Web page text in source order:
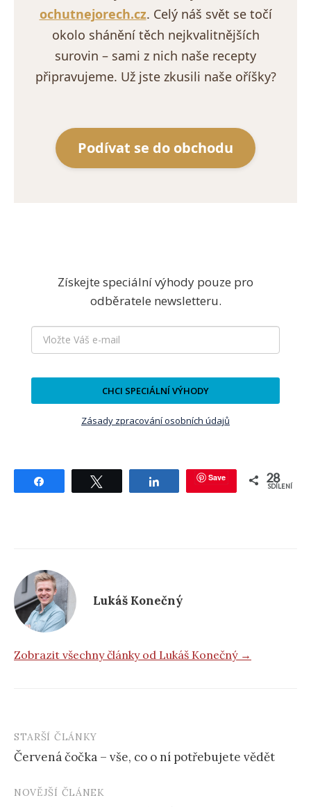
ochutnejorech.cz. Celý náš svět se točí
okolo shánění těch nejkvalitnějších
surovin – sami z nich naše recepty
připravujeme. Už jste zkusili naše oříšky?
Podívat se do obchodu
Získejte speciální výhody pouze pro
odběratele newsletteru.
CHCI SPECIÁLNÍ VÝHODY
Zásady zpracování osobních údajů
Tweetnout Save 28
SDÍLENÍ
Lukáš Konečný
Zobrazit všechny články od Lukáš Konečný →
Post
navigation
STARŠÍ ČLÁNKY
Červená čočka – vše, co o ní potřebujete vědět
NOVĚJŠÍ ČLÁNEK